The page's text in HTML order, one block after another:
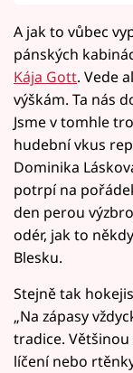
A jak to vůbec
pánských
Kája Gott. Vede
výškám. Ta nás
Jsme v tomhle
hudební vkus
Dominika
potrpí na
den perou
odér, jak to
Blesku.
Stejně tak
„Na zápasy
tradice. Většinou
líčení nebo